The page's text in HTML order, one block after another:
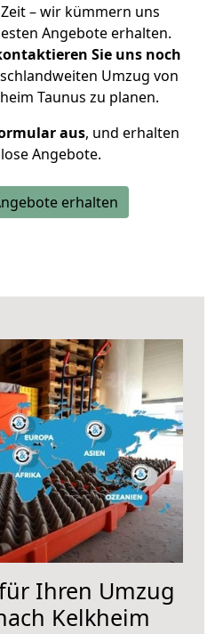
– wir kümmern uns
Angebote erhalten.
Sie uns noch
Umzug von
Taunus zu planen.
aus, und erhalten
Angebote.
erhalten
Ihren Umzug
Kelkheim